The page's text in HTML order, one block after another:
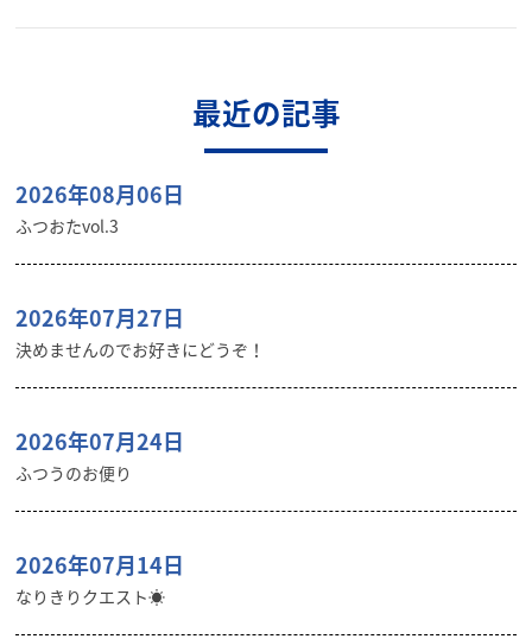
最近の記事
2026年08月06日
ふつおたvol.3
2026年07月27日
決めませんのでお好きにどうぞ！
2026年07月24日
ふつうのお便り
2026年07月14日
なりきりクエスト☀️